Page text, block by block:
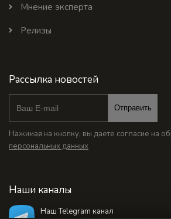
Мнение эксперта
Релизы
Рассылка новостей
Отправить
Нажимая на кнопку, вы даете согласие на
персональных данных
Наши каналы
Наш Telegram канал